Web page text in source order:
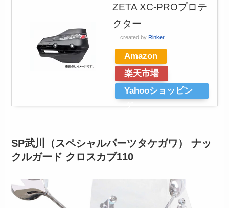
ZETA XC-PROプロテ
クター
created by Rinker
Amazon
楽天市場
Yahooショッピン
グ
SP武川（スペシャルパーツタケガワ） ナッ
クルガード クロスカブ110